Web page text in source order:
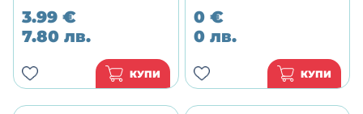
3.99 €
7.80 лв.
КУПИ
0 €
0 лв.
КУПИ